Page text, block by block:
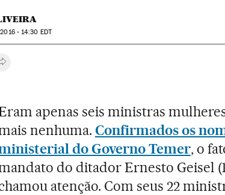
- 14:30 EDT
en Facebook
en Twitter
Desplegar Redes Sociales
apenas seis ministras
nenhuma. Confirmados os
do Governo Temer, o
do ditador Ernesto Geisel
atenção. Com seus 22